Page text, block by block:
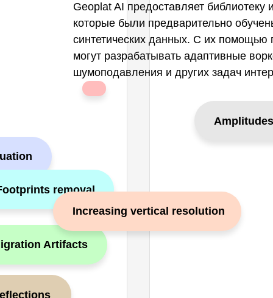
removal
Artifacts
Increasing vertical resolution
Geoplat AI предоставляет библиотеку
которые были предварительно
синтетических данных. С их помощью
могут разрабатывать адаптивные
шумоподавления и других задач